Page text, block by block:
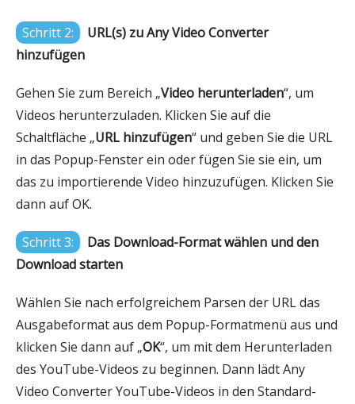
Schritt 2:
URL(s) zu Any Video Converter
hinzufügen
Gehen Sie zum Bereich „Video herunterladen“, um
Videos herunterzuladen. Klicken Sie auf die
Schaltfläche „URL hinzufügen“ und geben Sie die URL
in das Popup-Fenster ein oder fügen Sie sie ein, um
das zu importierende Video hinzuzufügen. Klicken Sie
dann auf OK.
Schritt 3:
Das Download-Format wählen und den
Download starten
Wählen Sie nach erfolgreichem Parsen der URL das
Ausgabeformat aus dem Popup-Formatmenü aus und
klicken Sie dann auf „OK“, um mit dem Herunterladen
des YouTube-Videos zu beginnen. Dann lädt Any
Video Converter YouTube-Videos in den Standard-